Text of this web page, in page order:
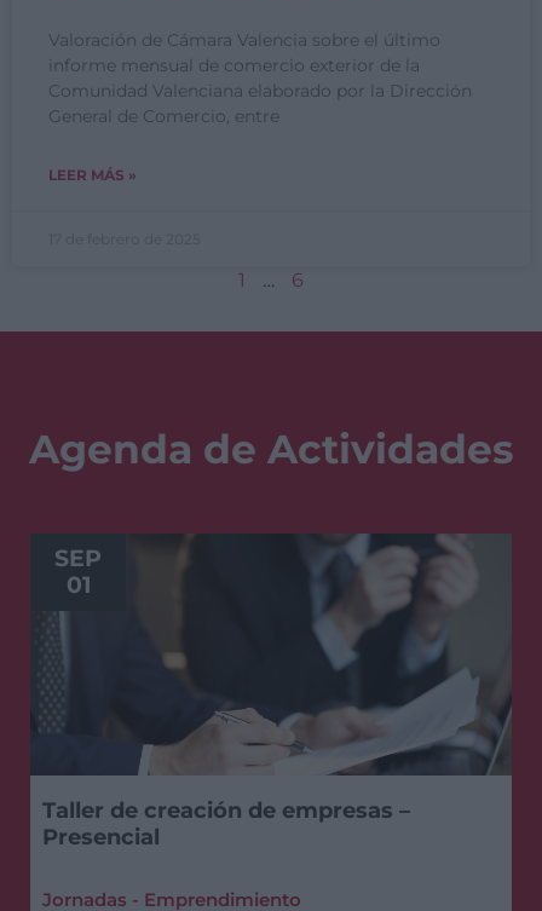
Valoración de Cámara Valencia sobre el último
informe mensual de comercio exterior de la
Comunidad Valenciana elaborado por la Dirección
General de Comercio, entre
LEER MÁS »
1 … 6
Agenda de Actividades
SEP
01
Taller de creación de empresas –
Presencial
Jornadas - Emprendimiento